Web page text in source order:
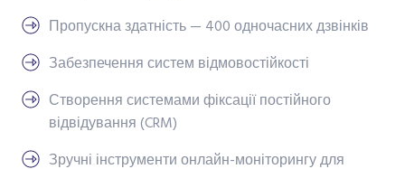
Пропускна здатність — 400 одночасних дзвінків
Забезпечення систем відмовостійкості
Створення системами фіксації постійного
відвідування (CRM)
Зручні інструменти онлайн-моніторингу для